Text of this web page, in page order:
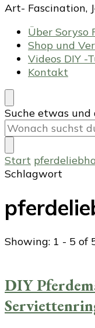
Art- Fascination,
Über Soryso
Shop und
Videos DIY -
Kontakt
Suchst
du
nach
etwas?
Suche etwas und
Start
Schlagwort
Showing: 1 - 5 of
DIY